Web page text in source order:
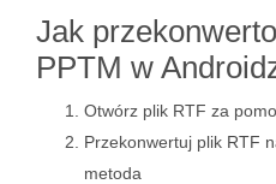
Jak
PPTM w
Otwórz plik RTF za
Przekonwertuj plik RTF
metoda